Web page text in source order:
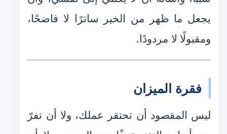
يجعل ما ظهر من الخير ساترًا لا فاضحًا،
ومقبولًا لا مردودًا.
فقرة الميزان
ليس المقصود أن تحتقر عملك، ولا أن تفرّ